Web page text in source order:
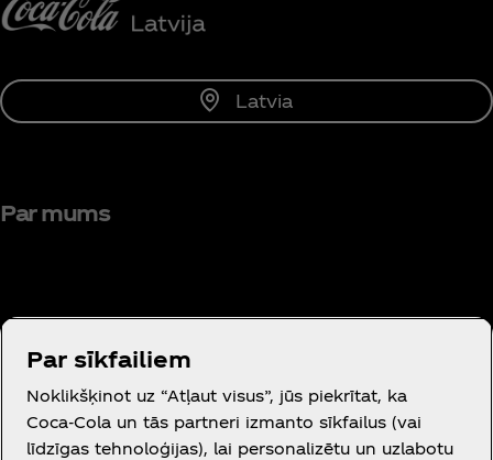
Latvia
Par mums
Vajadzīga palīdzība?
Par sīkfailiem
Noklikšķinot uz “Atļaut visus”, jūs piekrītat, ka
Coca‑Cola un tās partneri izmanto sīkfailus (vai
līdzīgas tehnoloģijas), lai personalizētu un uzlabotu